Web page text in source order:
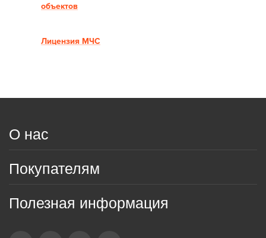
объектов
Лицензия МЧС
О нас
Покупателям
Полезная информация